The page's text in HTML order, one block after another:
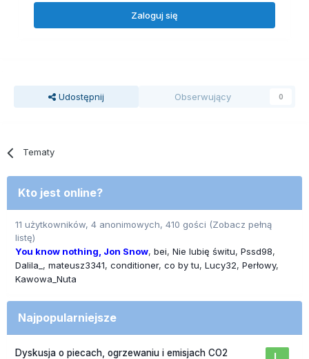
Zaloguj się
Udostępnij Obserwujący 0
Tematy
Kto jest online?
11 użytkowników, 4 anonimowych, 410 gości (Zobacz pełną
listę)
You know nothing, Jon Snow bei Nie lubię świtu Pssd98
Dalila_
mateusz3341 conditioner co by tu Lucy32 Perłowy
Kawowa_Nuta
Najpopularniejsze
Dyskusja o piecach, ogrzewaniu i emisjach CO2